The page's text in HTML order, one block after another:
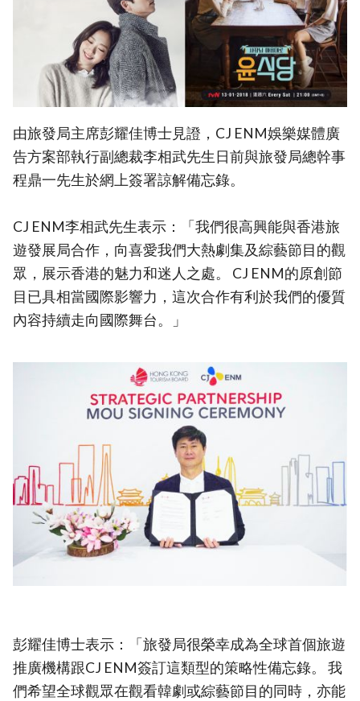
由旅發局主席彭耀佳博士見證，CJ ENM娛樂媒體廣
告方案部執行副總裁李相武先生日前與旅發局總幹事
程鼎一先生於網上簽署諒解備忘錄。
CJ ENM李相武先生表示：「我們很高興能與香港旅
遊發展局合作，向喜愛我們大熱劇集及綜藝節目的觀
眾，展示香港的魅力和迷人之處。 CJ ENM的原創節
目已具相當國際影響力，這次合作有利於我們的優質
內容持續走向國際舞台。」
彭耀佳博士表示：「旅發局很榮幸成為全球首個旅遊
推廣機構跟CJ ENM簽訂這類型的策略性備忘錄。 我
們希望全球觀眾在觀看韓劇或綜藝節目的同時，亦能